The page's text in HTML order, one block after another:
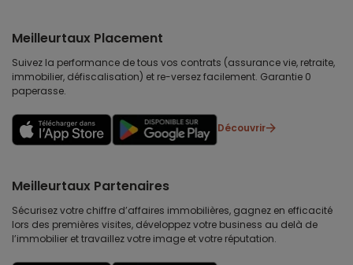
Meilleurtaux Placement
Suivez la performance de tous vos contrats (assurance vie, retraite,
immobilier, défiscalisation) et re-versez facilement. Garantie 0
paperasse.
Découvrir
Meilleurtaux Partenaires
Sécurisez votre chiffre d’affaires immobilières, gagnez en efficacité
lors des premières visites, développez votre business au delà de
l’immobilier et travaillez votre image et votre réputation.